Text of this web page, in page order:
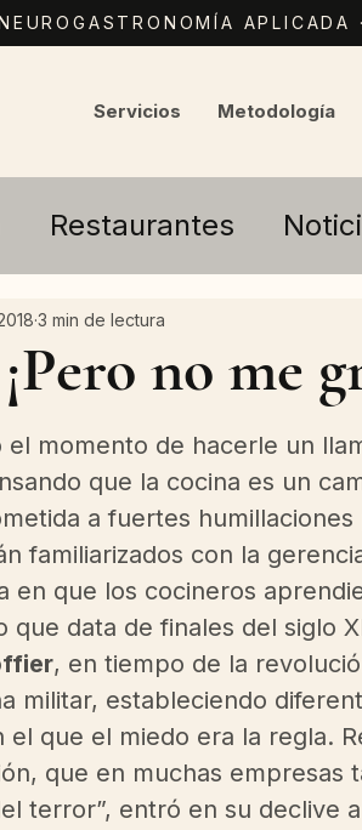
APLICADA
Servicios Metodología
Restaurantes
no me
3 min de lectura
el momento de hacerle un
que la cocina es un
a fuertes
familiarizados con la
en que los cocineros
que data de finales del siglo
, en tiempo de la
militar, estableciendo
el que el miedo era la regla.
que en muchas empresas
terror”, entró en su declive